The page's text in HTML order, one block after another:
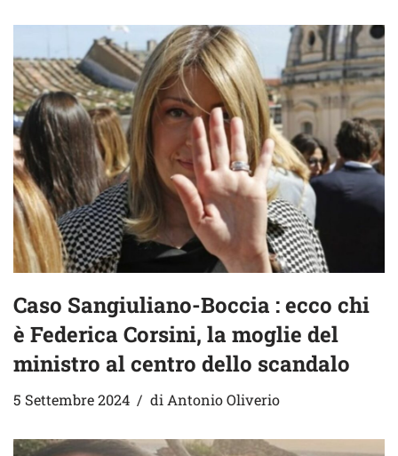
Caso Sangiuliano-Boccia : ecco chi
è Federica Corsini, la moglie del
ministro al centro dello scandalo
5 Settembre 2024 di Antonio Oliverio